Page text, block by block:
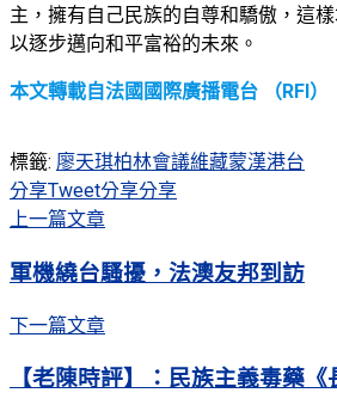
主，擁有自己民族的自尊和驕傲，這
以逐步邁向和平富裕的未來。
本文轉載自法國國際廣播電台 （RFI）
標籤: 廖天琪柏林會議維藏蒙漢港台
分享Tweet分享分享
上一篇文章
軍機繞台騷擾，法澳友邦到訪
下一篇文章
【老陳時評】：民族主義毒藥《